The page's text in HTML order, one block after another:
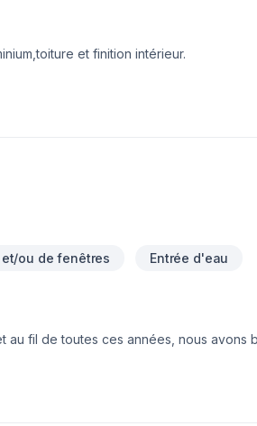
et finition intérieur.
ou de fenêtres Entrée d'eau
fil de toutes ces années, nous avons
de bain ainsi que dans la finition de